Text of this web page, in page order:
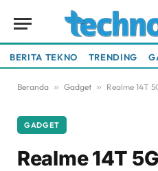
BERITA TEKNO TRENDING
Beranda » Gadget » Realme 14T 5G
GADGET
Realme 14T